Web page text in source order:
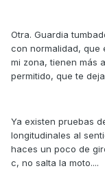
Otra. Guardia
con normalidad, que
mi zona, tienen más
permitido, que te
Ya existen pruebas
longitudinales al
haces un poco de
c, no salta la moto....